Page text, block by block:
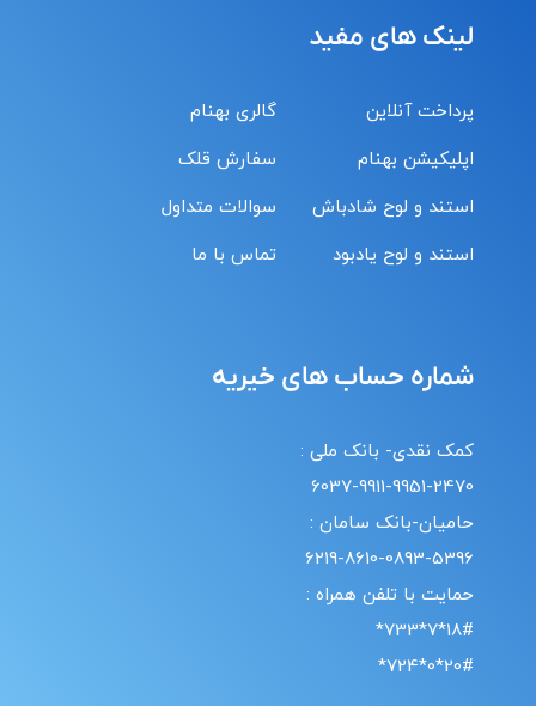
لینک های مفید
پرداخت آنلاین
اپلیکیشن بهنام
استند و لوح شادباش
استند و لوح یادبود
گالری بهنام
سفارش قلک
سوالات متداول
تماس با ما
شماره حساب های خیریه
کمک نقدی- بانک ملی :
6037-9911-9951-2470
حامیان-بانک سامان :
6219-8610-0893-5396
حمایت با تلفن همراه :
18#*7*733*
20#*0*724*